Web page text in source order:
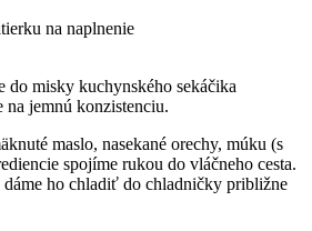
na naplnenie
do misky kuchynského sekáčika
na jemnú konzistenciu.
maslo, nasekané orechy, múku (s
spojíme rukou do vláčneho cesta.
ho chladiť do chladničky približne